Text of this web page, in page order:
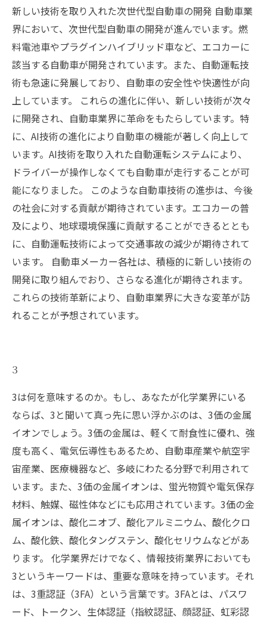
新しい技術を取り入れた次世代型自動車の開発 自動車業
界において、次世代型自動車の開発が進んでいます。燃
料電池車やプラグインハイブリッド車など、エコカーに
該当する自動車が開発されています。また、自動運転技
術も急速に発展しており、自動車の安全性や快適性が向
上しています。 これらの進化に伴い、新しい技術が次々
に開発され、自動車業界に革命をもたらしています。特
に、AI技術の進化により自動車の機能が著しく向上して
います。AI技術を取り入れた自動運転システムにより、
ドライバーが操作しなくても自動車が走行することが可
能になりました。 このような自動車技術の進歩は、今後
の社会に対する貢献が期待されています。エコカーの普
及により、地球環境保護に貢献することができるととも
に、自動運転技術によって交通事故の減少が期待されて
います。 自動車メーカー各社は、積極的に新しい技術の
開発に取り組んでおり、さらなる進化が期待されます。
これらの技術革新により、自動車業界に大きな変革が訪
れることが予想されています。
3
3は何を意味するのか。もし、あなたが化学業界にいる
ならば、3と聞いて真っ先に思い浮かぶのは、3価の金属
イオンでしょう。3価の金属は、軽くて耐食性に優れ、強
度も高く、電気伝導性もあるため、自動車産業や航空宇
宙産業、医療機器など、多岐にわたる分野で利用されて
います。また、3価の金属イオンは、蛍光物質や電気保存
材料、触媒、磁性体などにも応用されています。3価の金
属イオンは、酸化ニオブ、酸化アルミニウム、酸化クロ
ム、酸化鉄、酸化タングステン、酸化セリウムなどがあ
ります。 化学業界だけでなく、情報技術業界においても
3というキーワードは、重要な意味を持っています。それ
は、3重認証（3FA）という言葉です。3FAとは、パスワ
ード、トークン、生体認証（指紋認証、顔認証、虹彩認